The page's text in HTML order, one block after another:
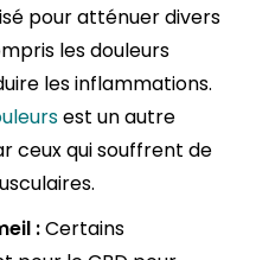
pour atténuer divers
les douleurs
les inflammations.
est un autre
ceux qui souffrent de
:Certains